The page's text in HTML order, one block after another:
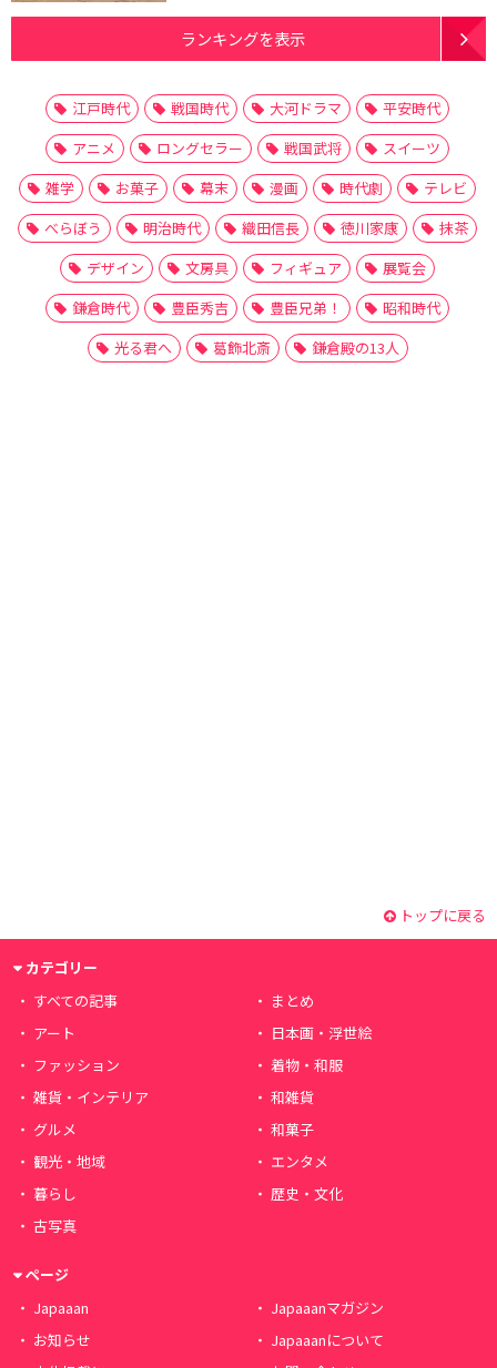
ランキングを表示
江戸時代 戦国時代 大河ドラマ
平安時代
アニメ
ロングセラー 戦国武将
スイーツ
雑学
お菓子 幕末 漫画 時代劇
テレビ
べらぼう
明治時代 織田信長 徳川家康
抹茶
デザイン
文房具 フィギュア
展覧会
鎌倉時代
豊臣秀吉 豊臣兄弟！
昭和時代
光る君へ
葛飾北斎 鎌倉殿の13人
トップに戻る
カテゴリー
すべての記事
まとめ
アート
日本画・浮世絵
ファッション
着物・和服
雑貨・インテリア
和雑貨
グルメ
和菓子
観光・地域
エンタメ
暮らし
歴史・文化
古写真
ページ
Japaaan
Japaaanマガジン
お知らせ
Japaaanについて